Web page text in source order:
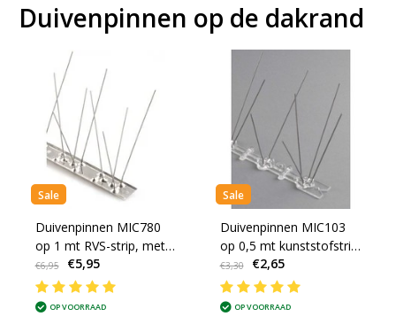
Duivenpinnen op de dakrand
Sale
Duivenpinnen MIC780
op 1 mt RVS-strip, met
80 RVS pinnen 10 cm
hoog - 1 mt/st
€6,95 €5,95
OP VOORRAAD
Sale
Duivenpinnen MIC103
op 0,5 mt kunststofstrip,
30 RVS-pinnen - 0,5
mt/st
€3,30 €2,65
OP VOORRAAD